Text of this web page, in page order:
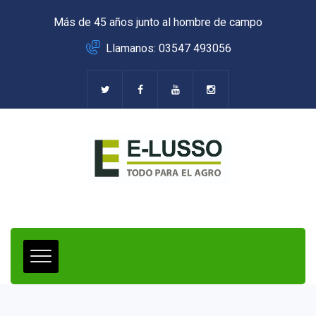
Más de 45 años junto al hombre de campo
Llamanos: 03547 493056